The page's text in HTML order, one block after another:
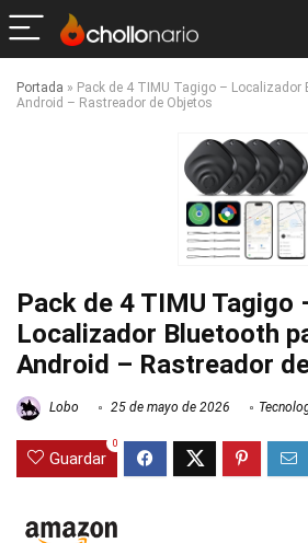
Portada » Pack de 4 TIMU Tagigo – Localizador
Android – Rastreador de Objetos
Pack de 4 TIMU Tagigo
Localizador Bluetooth
Android – Rastreador
Lobo 25 de mayo de 2026
Guardar
0